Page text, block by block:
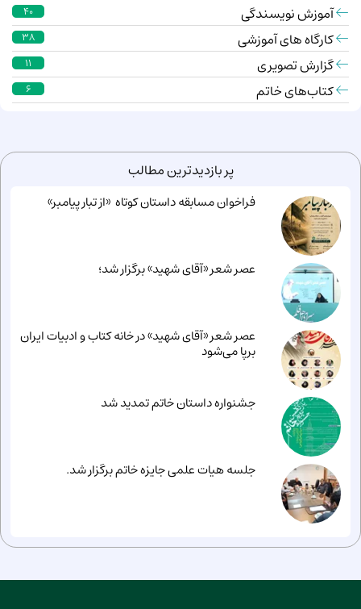
آموزش نویسندگی 40
کارگاه های آموزشی 38
گزارش تصویری 11
کتاب‌های خاتم 6
پر بازدیدترین مطالب
فراخوان مسابقه داستان کوتاه «از تبار پیامبر»
عصر شعر «آقای شهید» برگزار شد؛
عصر شعر «آقای شهید» در خانه کتاب و ادبیات ایران
برپا می‌شود
جشنواره داستان خاتم تمدید شد
جلسه هیات علمی جایزه خاتم برگزار شد.